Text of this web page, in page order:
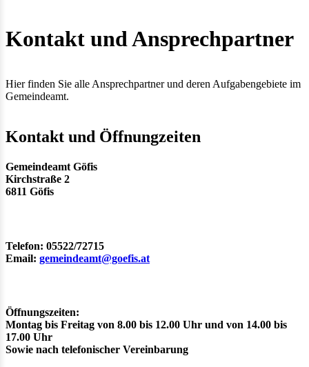
Kontakt und Ansprechpartner
Hier finden Sie alle Ansprechpartner und deren Aufgabengebiete im
Gemeindeamt.
Kontakt und Öffnungzeiten
Gemeindeamt Göfis
Kirchstraße 2
6811 Göfis
Telefon: 05522/72715
Email: gemeindeamt@goefis.at
Öffnungszeiten:
Montag bis Freitag von 8.00 bis 12.00 Uhr und von 14.00 bis
17.00 Uhr
Sowie nach telefonischer Vereinbarung